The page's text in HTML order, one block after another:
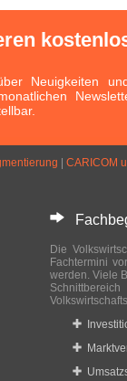
Neuigkeiten
CARICOM
Die
Fachtermini
werden. Viele